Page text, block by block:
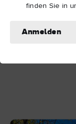
finden Sie in
Anmelden